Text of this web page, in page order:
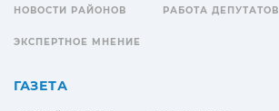
НОВОСТИ РАЙОНОВ РАБОТА ДЕПУТАТОВ
ЭКСПЕРТНОЕ МНЕНИЕ
ГАЗЕТА